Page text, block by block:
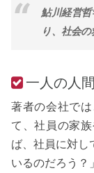
鮎川経営
り、社会
一人の人
著者の会社で
て、社員の家
ば、社員に対し
いるのだろう？